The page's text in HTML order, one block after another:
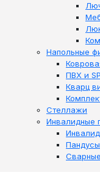
Напольные
ПВХ и
Кварц
Стеллажи
Инвалидные